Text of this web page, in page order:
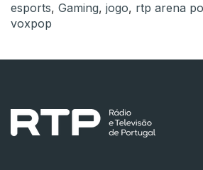
esports, Gaming, jogo, rtp arena
voxpop